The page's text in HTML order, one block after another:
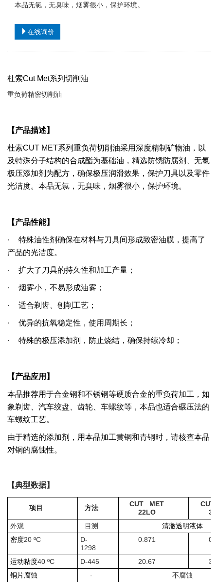
本品无氯，无臭味，烟雾很小，保护环境。
在线询价
杜索Cut Met系列切削油
重负荷精密切削油
【产品描述】
杜索CUT MET系列重负荷切削油采用深度精制矿物油，以
及特殊分子结构的合成酯为基础油，精选防锈防腐剂、无氯
极压添加剂为配方，确保极压润滑效果，保护刀具以及零件
光洁度。本品无氯，无臭味，烟雾很小，保护环境。
【产品性能】
·
特殊油性剂确保在材料与刀具间形成致密油膜，提高了
产品的光洁度。
· 扩大了刀具的持久性和加工产量；
· 烟雾小，不易形成油雾；
· 适合剃齿、刨削工艺；
· 优异的抗氧稳定性，使用周期长；
· 特殊的极压添加剂， 防止烧结，确保持续冷却；
【产品应用】
本品推荐用于合金钢和不锈钢等硬质合金的重负荷加工，如
象剃齿、汽车绞盘、齿轮、车螺纹等，本品也适合碾压法的
车螺纹工艺。
由于精选的添加剂，用本品加工黄铜和青铜时，请核查本品
对铜的腐蚀性。
【典型数据】
项目 方法
CUT MET
22LO
CUT
外观 目测
清澈透明液体
密度20 ºC
D-
1298
0.871
运动粘度40 ºC D-445 20.67
铜片腐蚀 -
不腐蚀